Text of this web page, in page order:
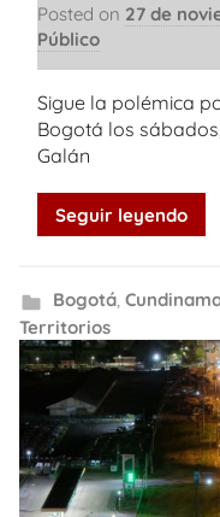
Posted on 27 de
Público
Sigue la polémica
Bogotá los
Galán
Seguir leyendo
Bogotá,
Territorios